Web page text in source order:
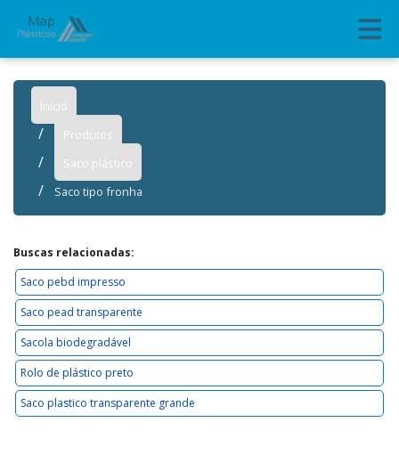
Início
Produtos
Saco plástico
Saco tipo fronha
Buscas relacionadas:
Saco pebd impresso
Saco pead transparente
Sacola biodegradável
Rolo de plástico preto
Saco plastico transparente grande